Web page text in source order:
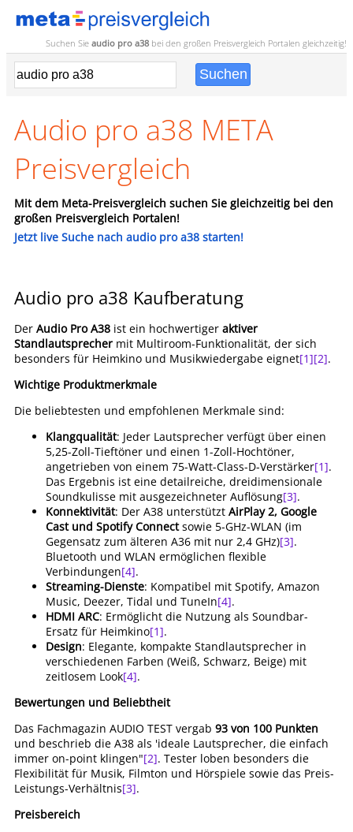
Suchen Sie audio pro a38 bei den großen Preisvergleich Portalen gleichzeitig!
Audio pro a38 META
Preisvergleich
Mit dem Meta-Preisvergleich suchen Sie gleichzeitig bei den
großen Preisvergleich Portalen!
Jetzt live Suche nach audio pro a38 starten!
Audio pro a38 Kaufberatung
Der Audio Pro A38 ist ein hochwertiger aktiver
Standlautsprecher mit Multiroom-Funktionalität, der sich
besonders für Heimkino und Musikwiedergabe eignet[1][2].
Wichtige Produktmerkmale
Die beliebtesten und empfohlenen Merkmale sind:
Klangqualität: Jeder Lautsprecher verfügt über einen
5,25-Zoll-Tieftöner und einen 1-Zoll-Hochtöner,
angetrieben von einem 75-Watt-Class-D-Verstärker[1].
Das Ergebnis ist eine detailreiche, dreidimensionale
Soundkulisse mit ausgezeichneter Auflösung[3].
Konnektivität: Der A38 unterstützt AirPlay 2, Google
Cast und Spotify Connectsowie 5-GHz-WLAN (im
Gegensatz zum älteren A36 mit nur 2,4 GHz)[3].
Bluetooth und WLAN ermöglichen flexible
Verbindungen[4].
Streaming-Dienste: Kompatibel mit Spotify, Amazon
Music, Deezer, Tidal und TuneIn[4].
HDMI ARC: Ermöglicht die Nutzung als Soundbar-
Ersatz für Heimkino[1].
Design: Elegante, kompakte Standlautsprecher in
verschiedenen Farben (Weiß, Schwarz, Beige) mit
zeitlosem Look[4].
Bewertungen und Beliebtheit
Das Fachmagazin AUDIO TEST vergab 93 von 100 Punkten
und beschrieb die A38 als 'ideale Lautsprecher, die einfach
immer on-point klingen"[2]. Tester loben besonders die
Flexibilität für Musik, Filmton und Hörspiele sowie das Preis-
Leistungs-Verhältnis[3].
Preisbereich